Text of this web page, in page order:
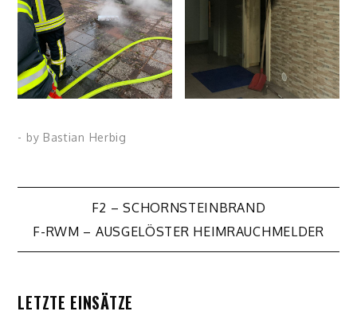
- by Bastian Herbig
Beitragsnavigation
F2 – SCHORNSTEINBRAND
F-RWM – AUSGELÖSTER HEIMRAUCHMELDER
LETZTE EINSÄTZE